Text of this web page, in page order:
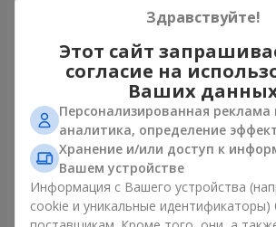
Все фото доставок
Заказать этот товар
Наши
Здравствуйте!
Этот сайт
согласие на
Ваших
Персонализированная реклама
аналитика, определение
Хранение и/или доступ к
Вашем устройстве
Информация с Вашего устройства
cookie и уникальные идентификаторы)